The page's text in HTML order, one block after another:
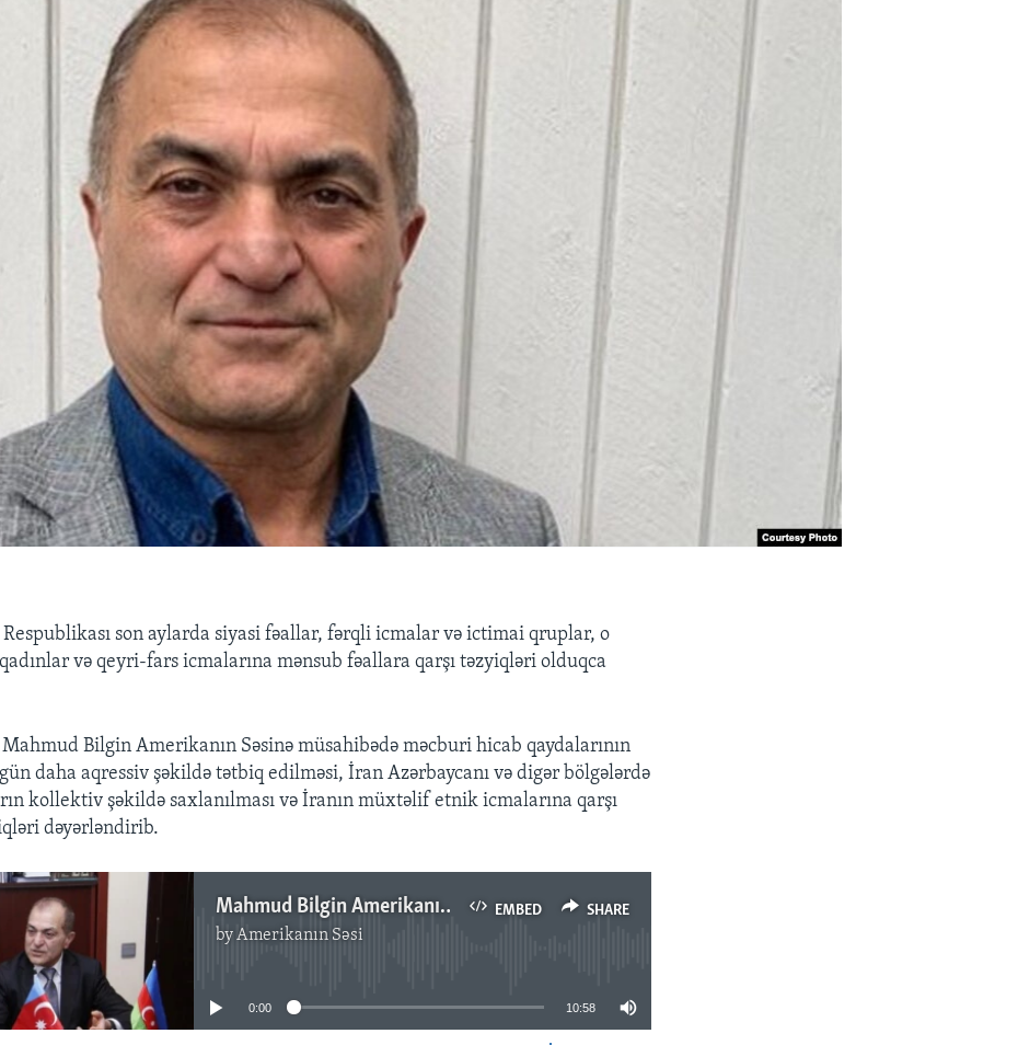
son aylarda siyasi fəallar, fərqli icmalar və ictimai qruplar, o
və qeyri-fars icmalarına mənsub fəallara qarşı təzyiqləri olduqca
Bilgin Amerikanın Səsinə müsahibədə məcburi hicab qaydalarının
daha aqressiv şəkildə tətbiq edilməsi, İran Azərbaycanı və digər bölgələrdə
kollektiv şəkildə saxlanılması və İranın müxtəlif etnik icmalarına qarşı
dəyərləndirib.
EMBED SHARE
Mahmud Bilgin Amerikanın Səsinə danışır
byAmerikanın Səsi
No media source currently available
0:00 10:58